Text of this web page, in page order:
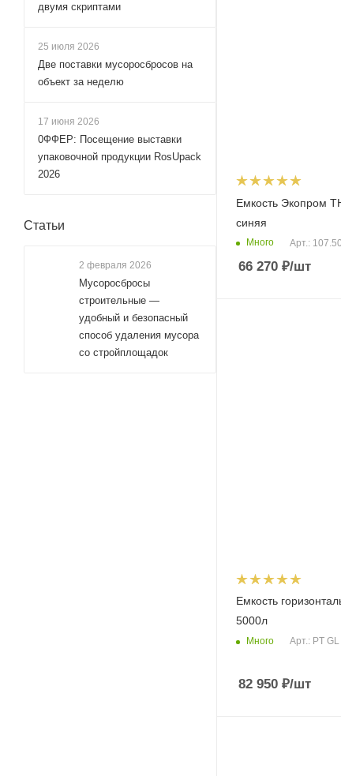
Емкость Экопром
синяя
Много Арт.:
66 270 ₽/шт
Емкость
5000л
Много Арт.: PT
82 950 ₽/шт
двумя скриптами
25 июля 2026
Две поставки мусоросбросов на
объект за неделю
17 июня 2026
0ФФЕР: Посещение выставки
упаковочной продукции RosUpack
2026
Статьи
2 февраля 2026
Мусоросбросы
строительные —
удобный и безопасный
способ удаления мусора
со стройплощадок